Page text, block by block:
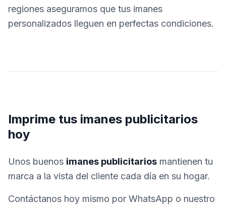
regiones aseguramos que tus imanes
personalizados lleguen en perfectas condiciones.
Imprime tus imanes publicitarios
hoy
Unos buenos imanes publicitarios mantienen tu
marca a la vista del cliente cada día en su hogar.
Contáctanos hoy mismo por WhatsApp o nuestro